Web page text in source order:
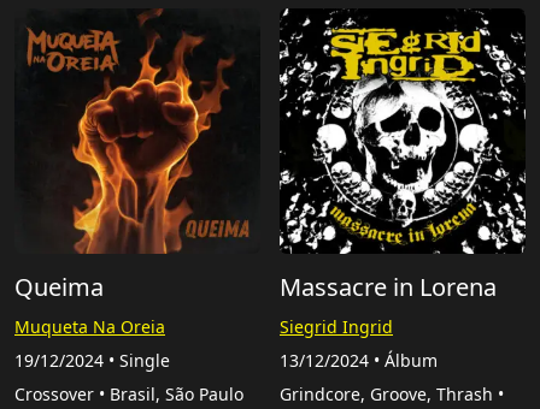
Queima
Muqueta Na Oreia
19/12/2024 • Single
Crossover • Brasil, São Paulo
Massacre in Lorena
Siegrid Ingrid
13/12/2024 • Álbum
Grindcore, Groove, Thrash •